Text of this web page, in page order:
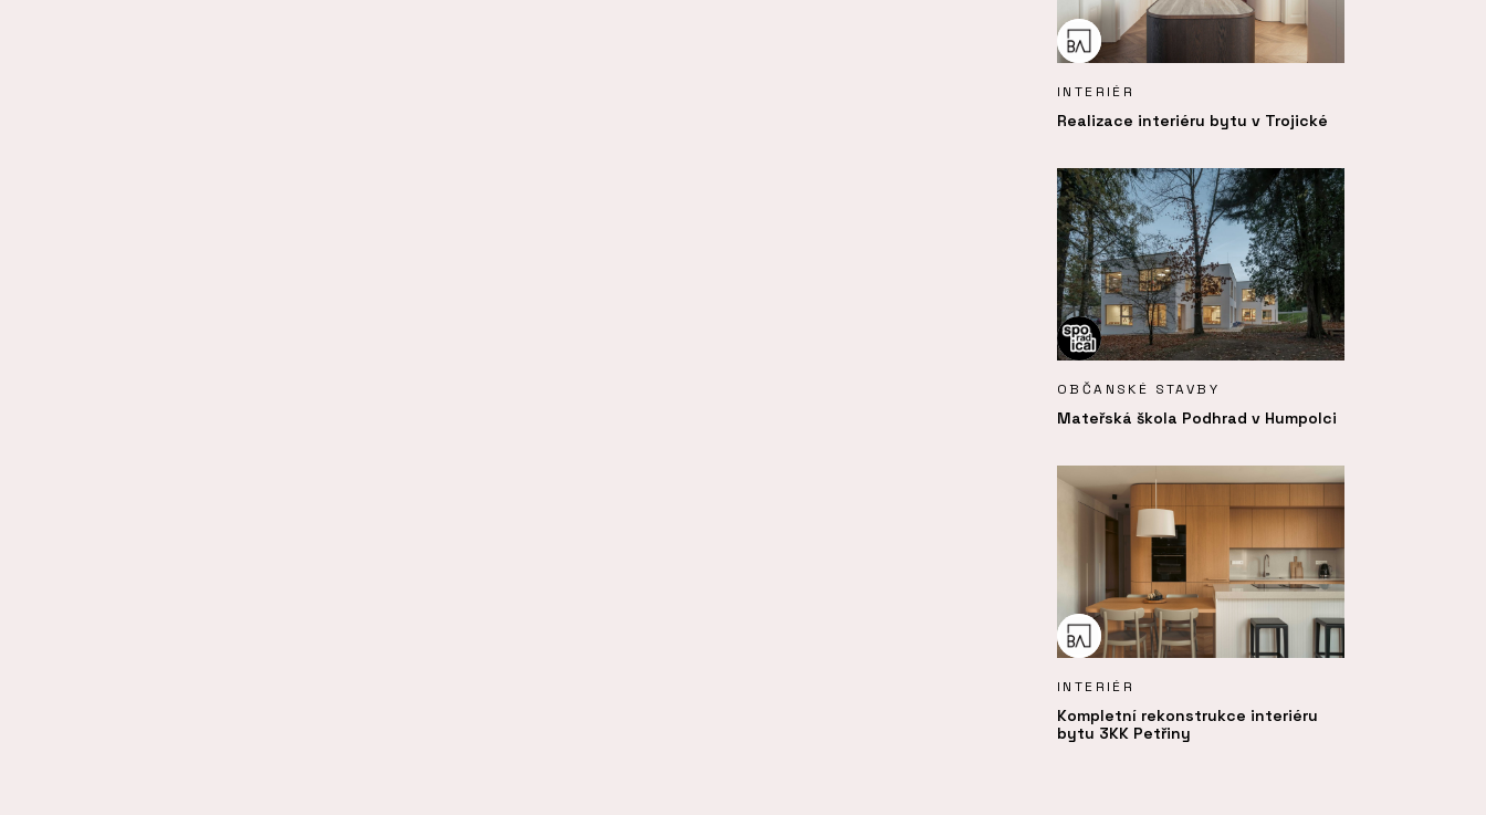
INTERIÉR
Realizace interiéru bytu v Trojické
OBČANSKÉ STAVBY
Mateřská škola Podhrad v Humpolci
INTERIÉR
Kompletní rekonstrukce interiéru
bytu 3KK Petřiny